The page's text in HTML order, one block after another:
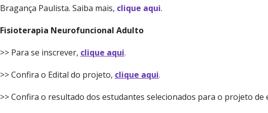
Bragança Paulista. Saiba mais, clique aqui.
Fisioterapia Neurofuncional Adulto
>> Para se inscrever, clique aqui.
>> Confira o Edital do projeto, clique aqui.
>> Confira o resultado dos estudantes selecionados para o projeto de